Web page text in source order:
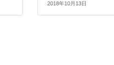
2018年10月13日